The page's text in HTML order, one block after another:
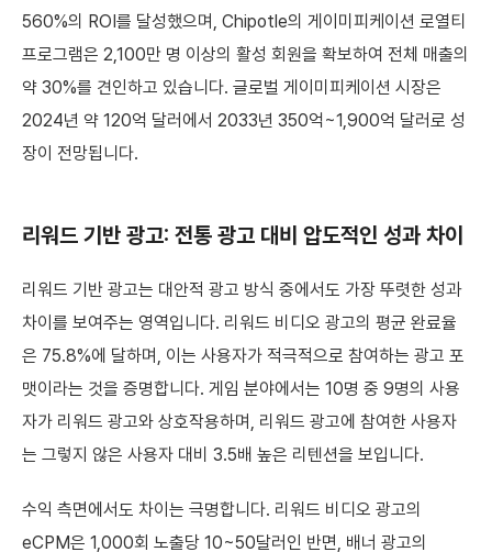
560%의 ROI를 달성했으며, Chipotle의 게이미피케이션 로열티
프로그램은 2,100만 명 이상의 활성 회원을 확보하여 전체 매출의
약 30%를 견인하고 있습니다. 글로벌 게이미피케이션 시장은
2024년 약 120억 달러에서 2033년 350억~1,900억 달러로 성
장이 전망됩니다.
리워드 기반 광고: 전통 광고 대비 압도적인 성과 차이
리워드 기반 광고는 대안적 광고 방식 중에서도 가장 뚜렷한 성과
차이를 보여주는 영역입니다. 리워드 비디오 광고의 평균 완료율
은 75.8%에 달하며, 이는 사용자가 적극적으로 참여하는 광고 포
맷이라는 것을 증명합니다. 게임 분야에서는 10명 중 9명의 사용
자가 리워드 광고와 상호작용하며, 리워드 광고에 참여한 사용자
는 그렇지 않은 사용자 대비 3.5배 높은 리텐션을 보입니다.
수익 측면에서도 차이는 극명합니다. 리워드 비디오 광고의
eCPM은 1,000회 노출당 10~50달러인 반면, 배너 광고의